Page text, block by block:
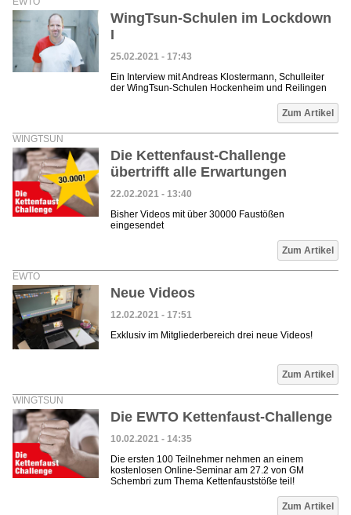
WingTsun-Schulen im Lockdown
I
25.02.2021 - 17:43
Ein Interview mit Andreas Klostermann, Schulleiter
der WingTsun-Schulen Hockenheim und Reilingen
Zum Artikel
WINGTSUN
Die Kettenfaust-Challenge
übertrifft alle Erwartungen
22.02.2021 - 13:40
Bisher Videos mit über 30000 Faustößen
eingesendet
Zum Artikel
EWTO
Neue Videos
12.02.2021 - 17:51
Exklusiv im Mitgliederbereich drei neue Videos!
Zum Artikel
WINGTSUN
Die EWTO Kettenfaust-Challenge
10.02.2021 - 14:35
Die ersten 100 Teilnehmer nehmen an einem
kostenlosen Online-Seminar am 27.2 von GM
Schembri zum Thema Kettenfauststöße teil!
Zum Artikel